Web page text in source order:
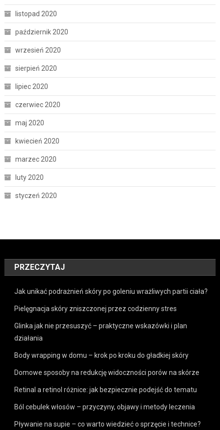
listopad 2020
październik 2020
wrzesień 2020
sierpień 2020
lipiec 2020
czerwiec 2020
maj 2020
kwiecień 2020
marzec 2020
luty 2020
styczeń 2020
PRZECZYTAJ
Jak unikać podrażnień skóry po goleniu wrażliwych partii ciała?
Pielęgnacja skóry zniszczonej przez codzienny stres
Glinka jak nie przesuszyć – praktyczne wskazówki i plan
działania
Body wrapping w domu – krok po kroku do gładkiej skóry
Domowe sposoby na redukcję widoczności porów na skórze
Retinal a retinol różnice: jak bezpiecznie podejść do tematu
Ból cebulek włosów – przyczyny, objawy i metody leczenia
Pływanie na supie – co warto wiedzieć o sprzęcie i technice?